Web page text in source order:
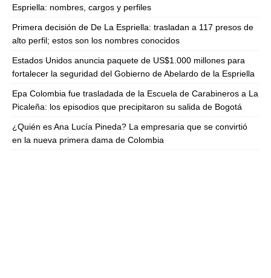
Espriella: nombres, cargos y perfiles
Primera decisión de De La Espriella: trasladan a 117 presos de
alto perfil; estos son los nombres conocidos
Estados Unidos anuncia paquete de US$1.000 millones para
fortalecer la seguridad del Gobierno de Abelardo de la Espriella
Epa Colombia fue trasladada de la Escuela de Carabineros a La
Picaleña: los episodios que precipitaron su salida de Bogotá
¿Quién es Ana Lucía Pineda? La empresaria que se convirtió
en la nueva primera dama de Colombia